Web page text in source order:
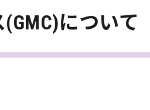
について